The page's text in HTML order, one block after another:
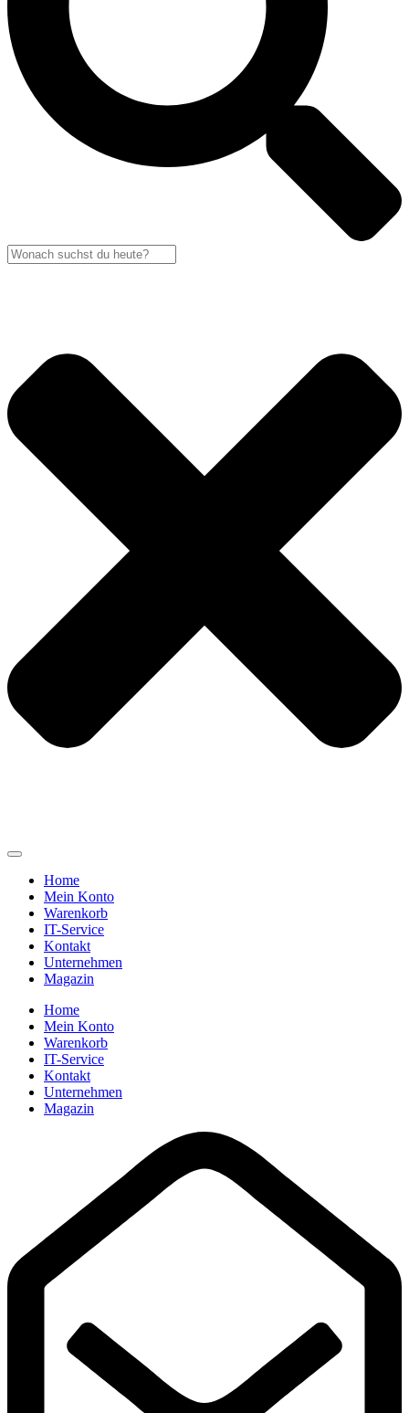
Home
Mein Konto
Warenkorb
IT-Service
Kontakt
Unternehmen
Magazin
Home
Mein Konto
Warenkorb
IT-Service
Kontakt
Unternehmen
Magazin